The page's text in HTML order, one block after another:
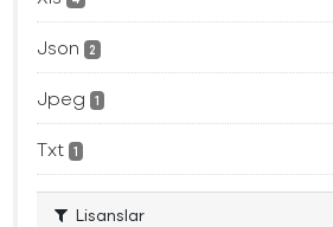
Json 2
Jpeg 1
Txt 1
Lisanslar